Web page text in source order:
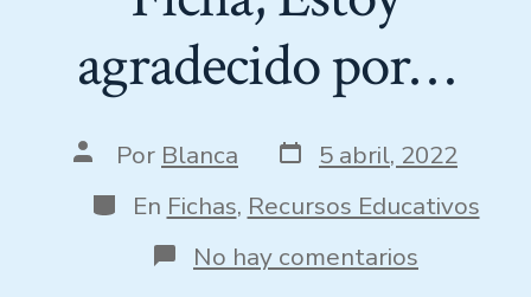
agradecido por…
Autor
entrada
Por Blanca Fecha
de
publicación
5 abril, 2022
Categorías
En Fichas, Recursos Educativos
No hay comentarios
Ficha,